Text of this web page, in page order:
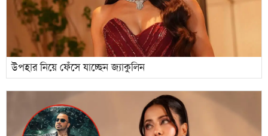
উপহার নিয়ে ফেঁসে যাচ্ছেন জ্যাকুলিন